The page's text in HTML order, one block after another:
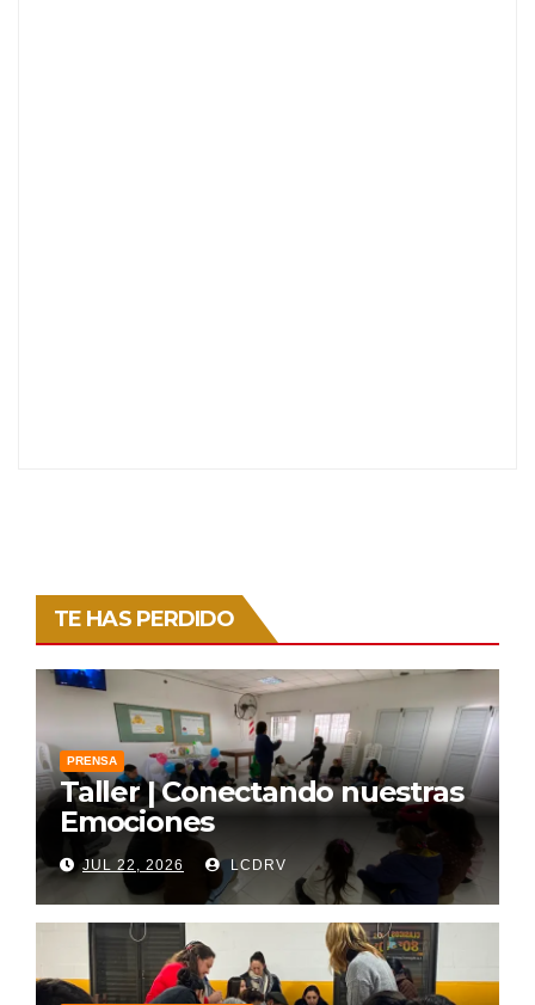
TE HAS PERDIDO
PRENSA
Taller | Conectando nuestras
Emociones
JUL 22, 2026 LCDRV